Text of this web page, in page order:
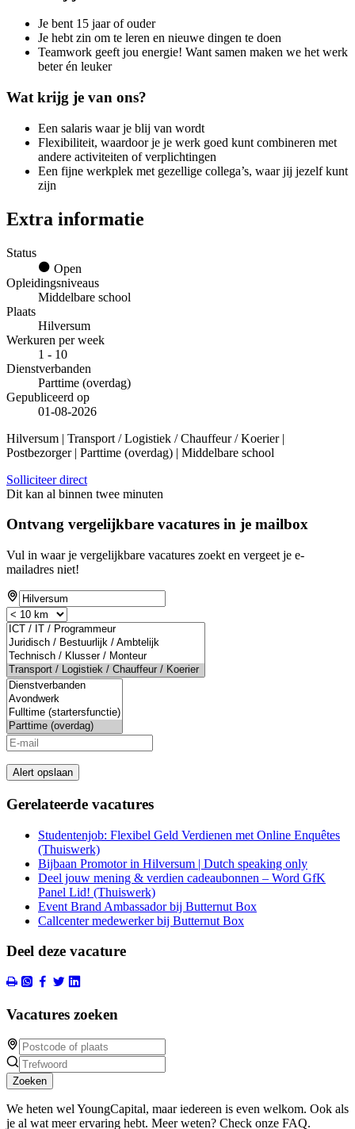
Je bent 15 jaar of ouder
Je hebt zin om te leren en nieuwe dingen te doen
Teamwork geeft jou energie! Want samen maken we het werk
beter én leuker
Wat krijg je van ons?
Een salaris waar je blij van wordt
Flexibiliteit, waardoor je je werk goed kunt combineren met
andere activiteiten of verplichtingen
Een fijne werkplek met gezellige collega’s, waar jij jezelf kunt
zijn
Extra informatie
Status
Open
Opleidingsniveaus
Middelbare school
Plaats
Hilversum
Werkuren per week
1 - 10
Dienstverbanden
Parttime (overdag)
Gepubliceerd op
01-08-2026
Hilversum | Transport / Logistiek / Chauffeur / Koerier |
Postbezorger | Parttime (overdag) | Middelbare school
Solliciteer direct
Dit kan al binnen twee minuten
Ontvang vergelijkbare vacatures in je mailbox
Vul in waar je vergelijkbare vacatures zoekt en vergeet je e-
mailadres niet!
Alert opslaan
Gerelateerde vacatures
Studentenjob: Flexibel Geld Verdienen met Online Enquêtes
(Thuiswerk)
Bijbaan Promotor in Hilversum | Dutch speaking only
Deel jouw mening & verdien cadeaubonnen – Word GfK
Panel Lid! (Thuiswerk)
Event Brand Ambassador bij Butternut Box
Callcenter medewerker bij Butternut Box
Deel deze vacature
Vacatures zoeken
Zoeken
We heten wel YoungCapital, maar iedereen is even welkom. Ook als
je al wat meer ervaring hebt. Meer weten? Check onze FAQ.